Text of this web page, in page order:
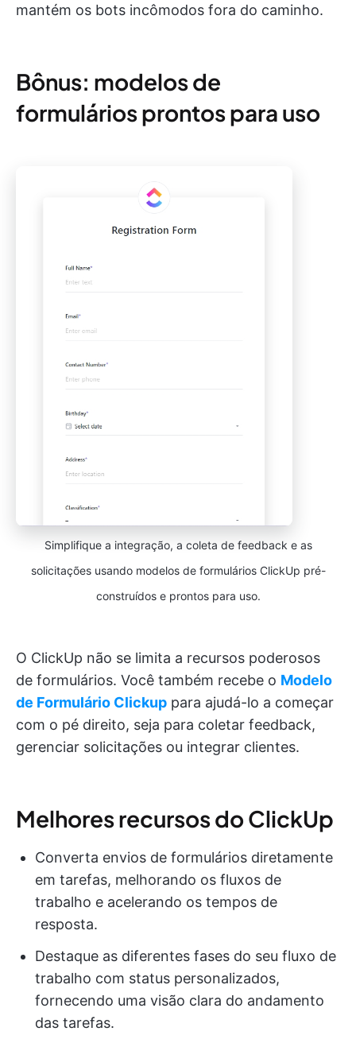
mantém os bots incômodos fora do caminho.
Bônus: modelos de
formulários prontos para uso
Simplifique a integração, a coleta de feedback e as
solicitações usando modelos de formulários ClickUp pré-
construídos e prontos para uso.
O ClickUp não se limita a recursos poderosos
de formulários. Você também recebe o Modelo
de Formulário Clickup para ajudá-lo a começar
com o pé direito, seja para coletar feedback,
gerenciar solicitações ou integrar clientes.
Melhores recursos do ClickUp
Converta envios de formulários diretamente
em tarefas, melhorando os fluxos de
trabalho e acelerando os tempos de
resposta.
Destaque as diferentes fases do seu fluxo de
trabalho com status personalizados,
fornecendo uma visão clara do andamento
das tarefas.